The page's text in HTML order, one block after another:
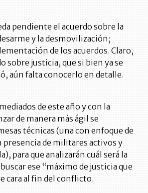
pendiente el acuerdo sobre la
y la desmovilización;
de los acuerdos. Claro,
sobre justicia, que si bien ya se
aún falta conocerlo en detalle.
de este año y con la
de manera más ágil se
técnicas (una con enfoque de
presencia de militares activos y
para que analizarán cuál será la
ese “máximo de justicia que
cara al fin del conflicto.